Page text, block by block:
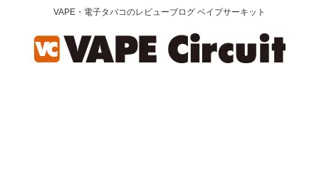
VAPE・電子タバコのレビューブログ ベイプサーキット